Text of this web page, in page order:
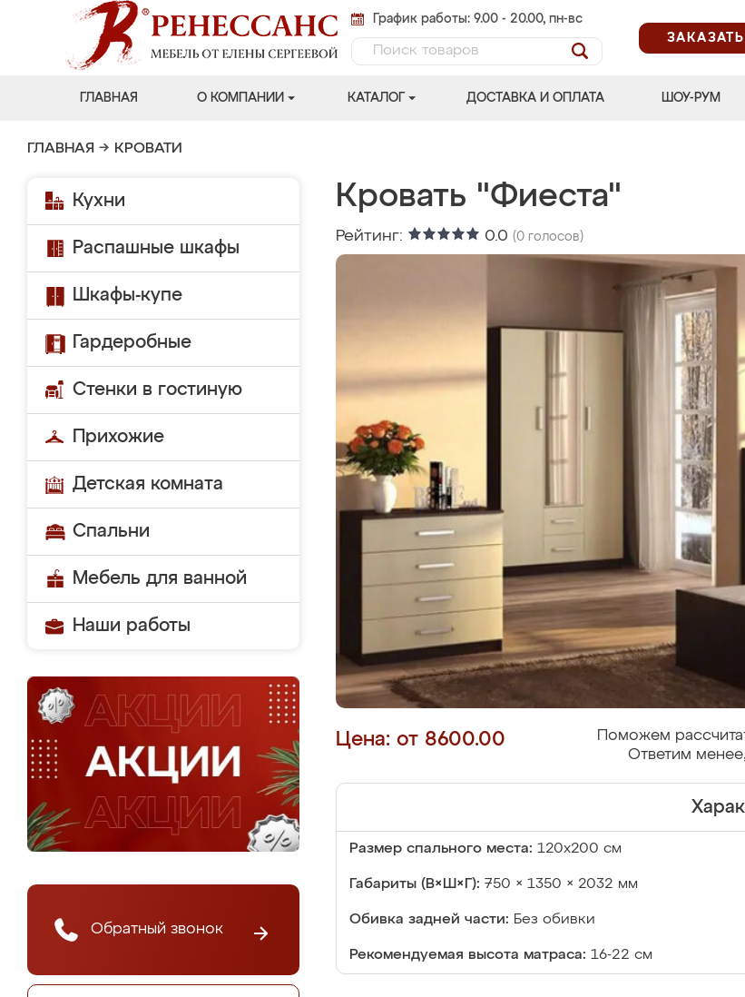
График работы: 9.00 - 20.00, пн-вс
ГЛАВНАЯ О КОМПАНИИ КАТАЛОГ ДОСТАВКА И ОПЛАТА ШОУ-РУМ
ГЛАВНАЯ → КРОВАТИ
Кухни
Распашные шкафы
Шкафы-купе
Гардеробные
Стенки в гостиную
Прихожие
Детская комната
Спальни
Мебель для ванной
Наши работы
Обратный звонок
Кровать "Фиеста"
Рейтинг: 0.0 (0 голосов)
Цена: от 8600.00
Поможем
Ответим
Размер спального места: 120х200 см
Габариты (В×Ш×Г): 750 × 1350 × 2032 мм
Обивка задней части: Без обивки
Рекомендуемая высота матраса: 16-22 см